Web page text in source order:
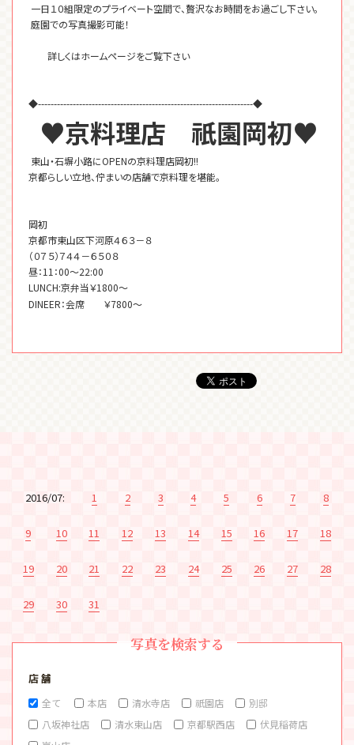
一日１０組限定のプライベート空間で、贅沢なお時間をお過ごし下さい。
庭園での写真撮影可能！
詳しくはホームページをご覧下さい
◆--------------------------------------------------------------------◆
♥京料理店 祇園岡初♥
東山・石塀小路にOPENの京料理店岡初!!
京都らしい立地、佇まいの店舗で京料理を堪能。
岡初
京都市東山区下河原４６３－８
（０７５）７４４－６５０８
昼：11：00～22:00
LUNCH:京弁当￥1800～
DINEER：会席 ￥7800～
2016/07: 1 2 3 4 5 6 7 8
9 10 11 12 13 14 15 16 17 18
19 20 21 22 23 24 25 26 27 28
29 30 31
写真を検索する
店 舗
全て 本店 清水寺店 祇園店
別邸
八坂神社店
清水東山店 京都駅西店
伏見稲荷店